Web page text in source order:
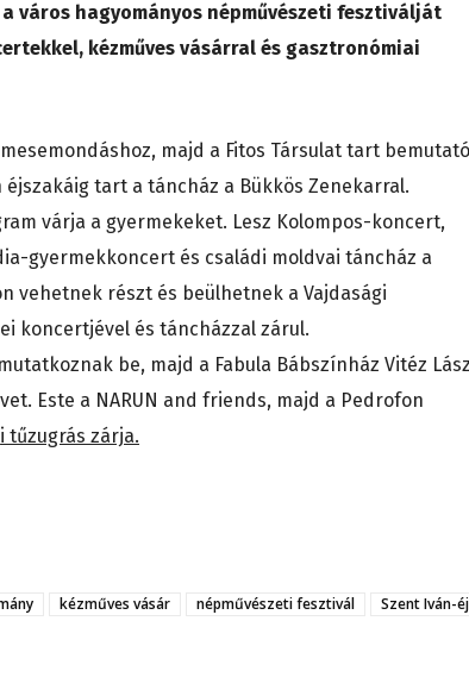
város hagyományos népművészeti fesztiválját
kézműves vásárral és gasztronómiai
majd a Fitos Társulat tart
tart a táncház a Bükkös Zenekarral.
várja a gyermekeket. Lesz Kolompos-koncert,
gyermekkoncert és családi moldvai táncház a
vehetnek részt és beülhetnek a Vajdasági
koncertjével és táncházzal zárul.
be, majd a Fabula Bábszínház Vitéz
Este a NARUN and friends, majd a Pedrofon
tűzugrás zárja.
kézműves vásár népművészeti fesztivál
Szent Iván-